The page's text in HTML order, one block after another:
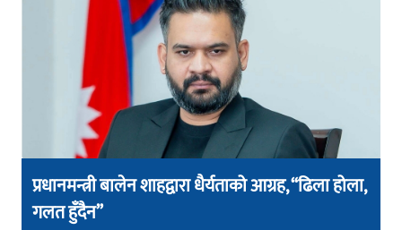
प्रधानमन्त्री बालेन शाहद्वारा धैर्यताको आग्रह, “ढिला होला,
गलत हुँदैन”